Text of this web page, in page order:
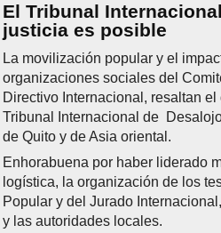
El Tribunal
justicia es posible
La movilización popular y el
organizaciones sociales del
Directivo Internacional, resaltan
Tribunal Internacional de
de Quito y de Asia oriental.
Enhorabuena por haber liderado
logística, la organización de los
Popular y del Jurado
y las autoridades locales.